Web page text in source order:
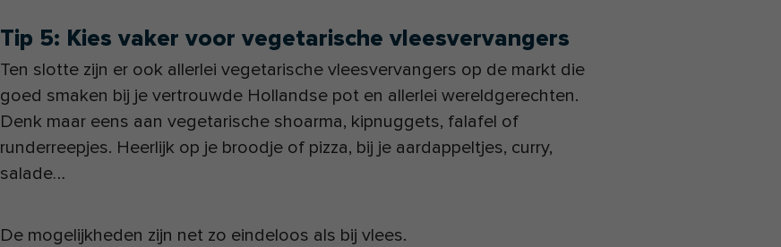
Tip 5: Kies vaker voor vegetarische vleesvervangers
Ten slotte zijn er ook allerlei vegetarische vleesvervangers op de markt die
goed smaken bij je vertrouwde Hollandse pot en allerlei wereldgerechten.
Denk maar eens aan vegetarische shoarma, kipnuggets, falafel of
runderreepjes. Heerlijk op je broodje of pizza, bij je aardappeltjes, curry,
salade…
De mogelijkheden zijn net zo eindeloos als bij vlees.